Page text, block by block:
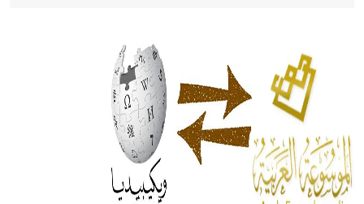
الحكم، الأدلة، تنظيم التغذية، ورسالته في جروح الرأس. ويعود
له الفضل بأنه حرر الطب من الدين والفلسفة.
- هل تعلم أن المرجان إفراز حيواني يتكون في البحر ويتركب
من مادة كربونات الكلسيوم، وهو أحمر أو شديد الحمرة وهو
أجود أنواعه، ويمتاز بكبر الحجم ويسمى الش